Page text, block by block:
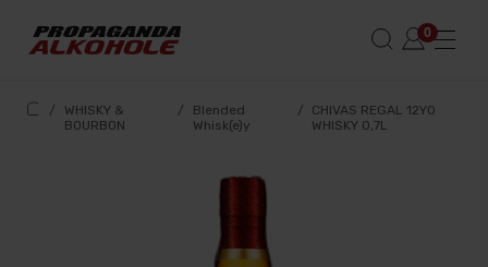
/
WHISKY &
BOURBON
/
Blended
Whisk(e)y
/
CHIVAS REGAL 12YO
WHISKY 0,7L